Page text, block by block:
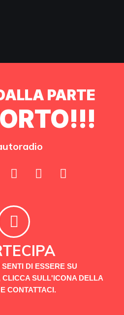
PARTE
DI ESSERE SU
CLICCA SULL'ICONA DELLA
CONTATTACI.